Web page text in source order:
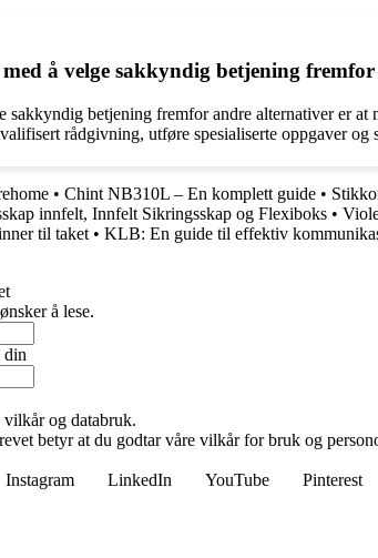
å velge sakkyndig betjening
sakkyndig betjening fremfor andre alternativer er
rådgivning, utføre spesialiserte oppgaver
• Chint NB310L – En komplett guide •
innfelt, Innfelt Sikringsskap og Flexiboks •
til taket • KLB: En guide til effektiv
å lese.
din
vilkår og databruk.
betyr at du godtar våre vilkår for bruk og
Instagram LinkedIn YouTube Pinterest